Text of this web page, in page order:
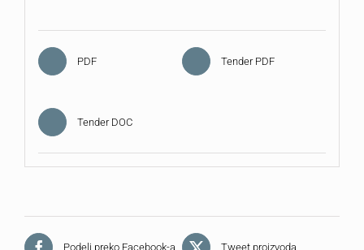
PDF Tender PDF
Tender DOC
Podeli preko Facebook-a Tweet proizvoda